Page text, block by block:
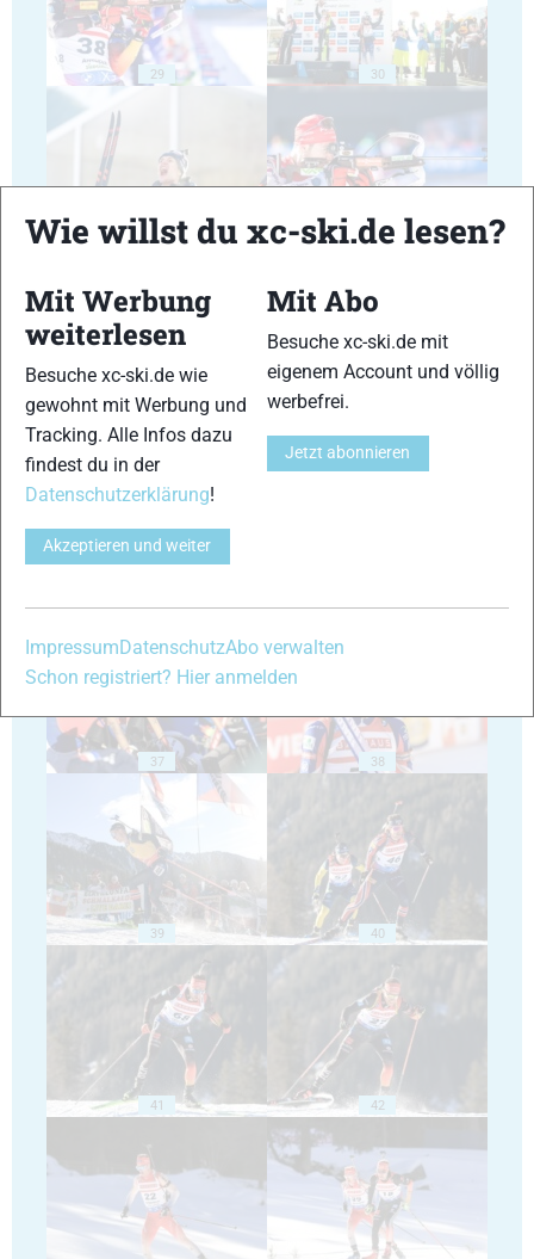
29 30
31 32
37 38
39 40
41 42
Wie willst du xc-ski.de lesen?
Mit Werbung
weiterlesen
Besuche xc-ski.de wie
gewohnt mit Werbung und
Tracking. Alle Infos dazu
findest du in der
Datenschutzerklärung!
Akzeptieren und weiter
Mit Abo
Besuche xc-ski.de mit
eigenem Account und völlig
werbefrei.
Jetzt abonnieren
Impressum DatenschutzAbo verwalten
Schon registriert? Hier anmelden